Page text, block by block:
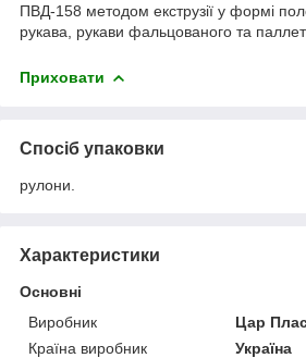
ПВД-158 методом екструзії у формі
рукава, рукави фальцованого та
Приховати
Спосіб упаковки
рулони.
Характеристики
Основні
Виробник
Цар
Країна виробник
Україна